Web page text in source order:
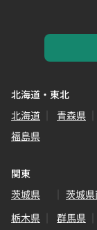
北海道・東北
北海道
青森県
福島県
関東
茨城県
茨城
栃木県
群馬県